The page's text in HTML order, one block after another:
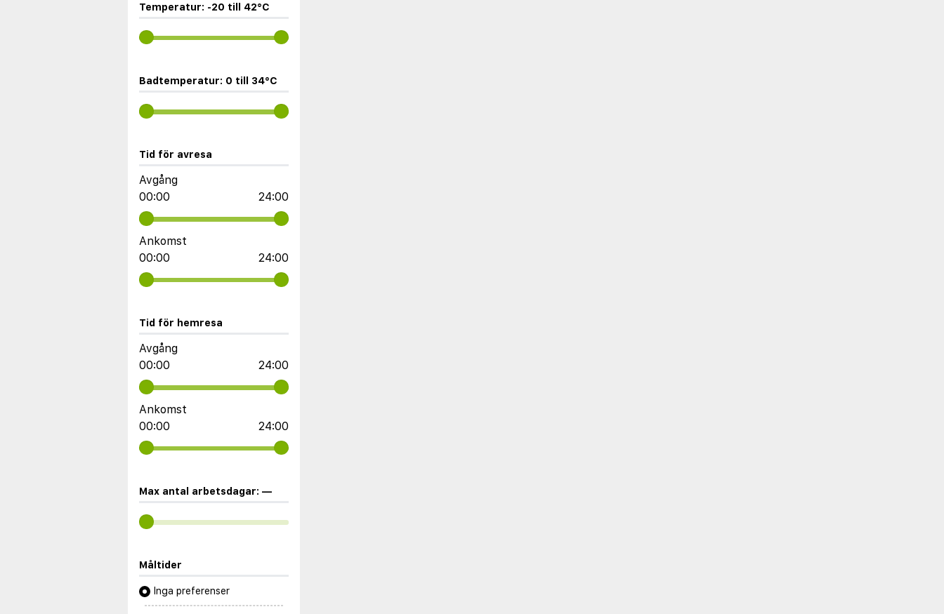
Temperatur: -20 till 42°C
Badtemperatur: 0 till 34°C
Tid för avresa
Avgång
00:00
24:00
Ankomst
00:00
24:00
Tid för hemresa
Avgång
00:00
24:00
Ankomst
00:00
24:00
Max antal arbetsdagar: —
Måltider
Inga preferenser